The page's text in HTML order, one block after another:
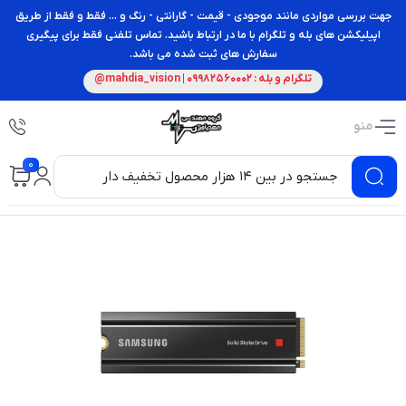
جهت بررسی مواردی مانند موجودی - قیمت - گارانتی - رنگ و ... فقط و فقط از طریق
اپیلیکشن های بله و تلگرام با ما در ارتباط باشید. تماس تلفنی فقط برای پیگیری
سفارش های ثبت شده می باشد.
تلگرام و بله : 09982560002 | mahdia_vision@
منو
0